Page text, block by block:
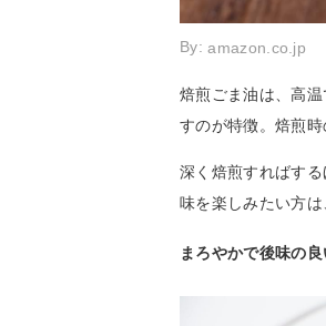
By:amazon.co.jp
焙煎ごま油は、高
すのが特徴。焙煎
深く焙煎すればす
味を楽しみたい方は
まろやかで後味の